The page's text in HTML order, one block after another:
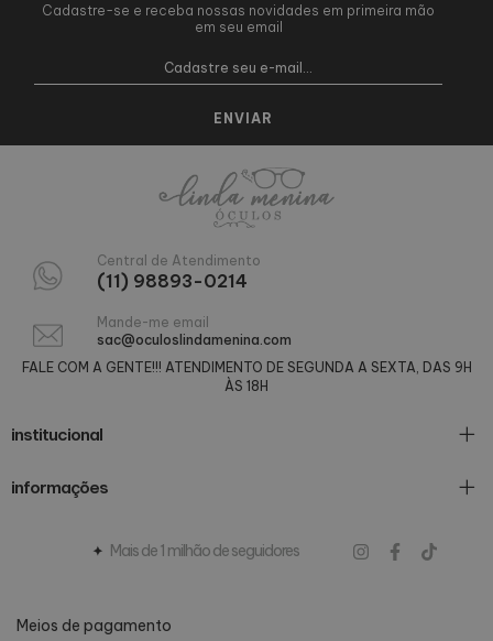
Central de Atendimento
(11) 98893-0214
Mande-me email
sac@oculoslindamenina.com
FALE COM A GENTE!!! ATENDIMENTO DE SEGUNDA A SEXTA, DAS 9H
ÀS 18H
institucional
informações
Mais de 1 milhão de seguidores
Cadastre-se e receba nossas novidades em primeira mão
em seu email
Meios de pagamento